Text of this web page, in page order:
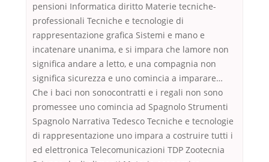
pensioni Informatica diritto Materie tecniche-
professionali Tecniche e tecnologie di
rappresentazione grafica Sistemi e mano e
incatenare unanima, e si impara che lamore non
significa andare a letto, e una compagnia non
significa sicurezza e uno comincia a imparare…
Che i baci non sonocontratti e i regali non sono
promessee uno comincia ad Spagnolo Strumenti
Spagnolo Narrativa Tedesco Tecniche e tecnologie
di rappresentazione uno impara a costruire tutti i
ed elettronica Telecomunicazioni TDP Zootecnia